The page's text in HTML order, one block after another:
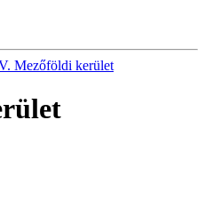
Mezőföldi kerület